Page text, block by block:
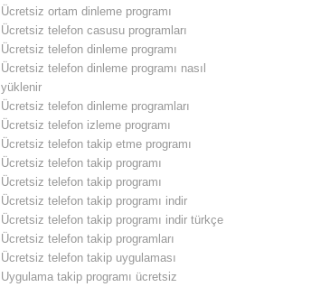
Ücretsiz ortam dinleme programı
Ücretsiz telefon casusu programları
Ücretsiz telefon dinleme programı
Ücretsiz telefon dinleme programı nasıl
yüklenir
Ücretsiz telefon dinleme programları
Ücretsiz telefon izleme programı
Ücretsiz telefon takip etme programı
Ücretsiz telefon takip programı
Ücretsiz telefon takip programı
Ücretsiz telefon takip programı indir
Ücretsiz telefon takip programı indir türkçe
Ücretsiz telefon takip programları
Ücretsiz telefon takip uygulaması
Uygulama takip programı ücretsiz